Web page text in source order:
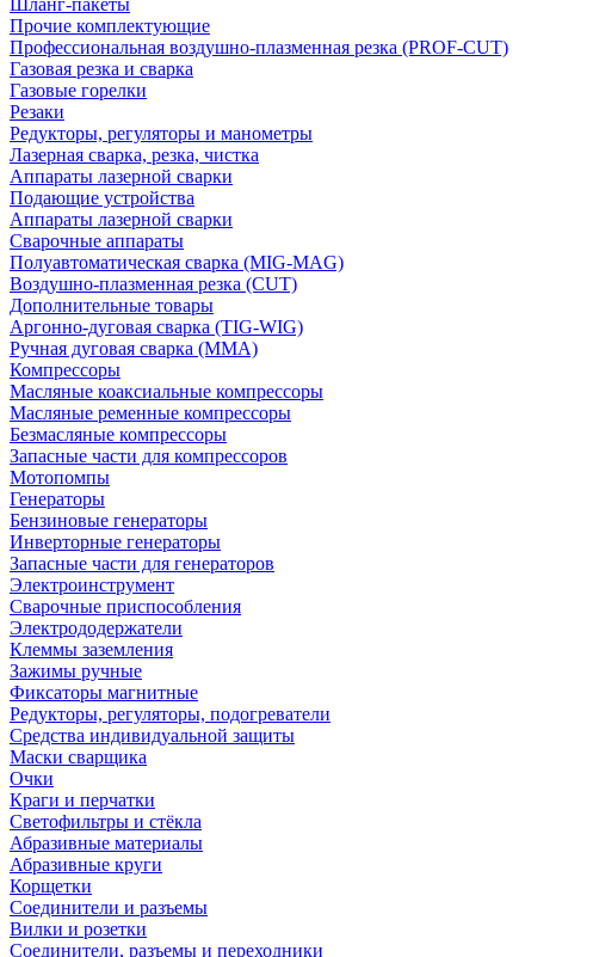
Шланг-пакеты
Прочие комплектующие
Профессиональная воздушно-плазменная резка (PROF-CUT)
Газовая резка и сварка
Газовые горелки
Резаки
Редукторы, регуляторы и манометры
Лазерная сварка, резка, чистка
Аппараты лазерной сварки
Подающие устройства
Аппараты лазерной сварки
Сварочные аппараты
Полуавтоматическая сварка (MIG-MAG)
Воздушно-плазменная резка (CUT)
Дополнительные товары
Аргонно-дуговая сварка (TIG-WIG)
Ручная дуговая сварка (MMA)
Компрессоры
Масляные коаксиальные компрессоры
Масляные ременные компрессоры
Безмасляные компрессоры
Запасные части для компрессоров
Мотопомпы
Генераторы
Бензиновые генераторы
Инверторные генераторы
Запасные части для генераторов
Электроинструмент
Сварочные приспособления
Электрододержатели
Клеммы заземления
Зажимы ручные
Фиксаторы магнитные
Редукторы, регуляторы, подогреватели
Средства индивидуальной защиты
Маски сварщика
Очки
Краги и перчатки
Светофильтры и стёкла
Абразивные материалы
Абразивные круги
Корщетки
Соединители и разъемы
Вилки и розетки
Соединители, разъемы и переходники